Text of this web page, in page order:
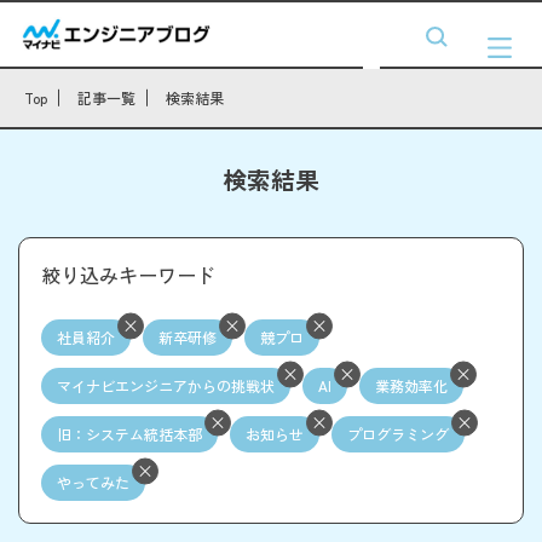
Top 記事一覧 検索結果
検索結果
絞り込みキーワード
社員紹介 新卒研修 競プロ
マイナビエンジニアからの挑戦状 AI 業務効率化
旧：システム統括本部 お知らせ プログラミング
やってみた